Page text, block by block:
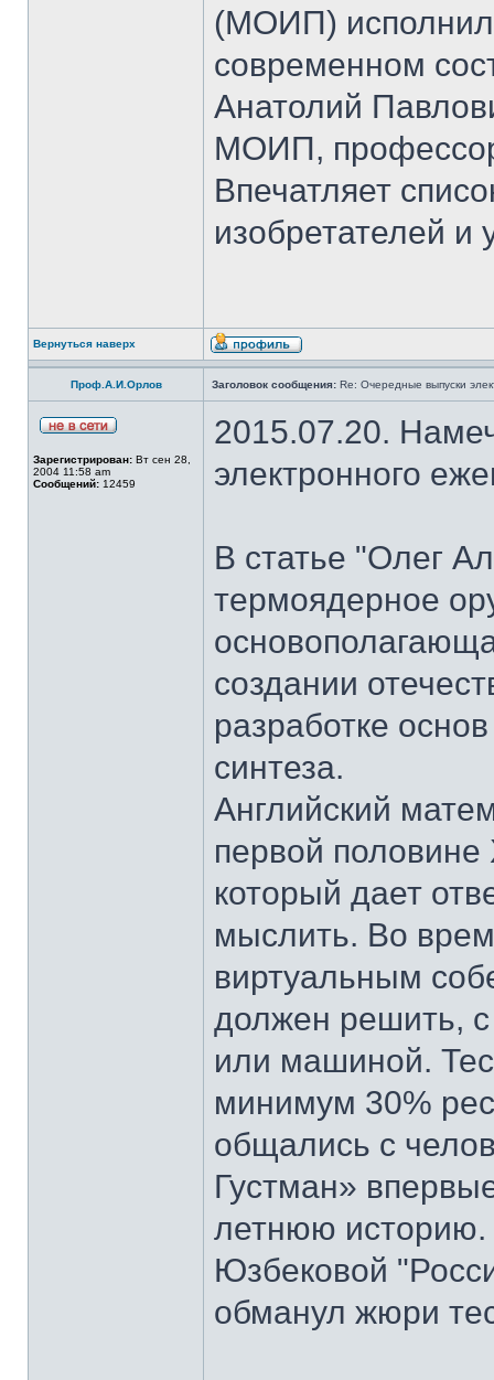
(МОИП)
современном
Анатолий
МОИП,
Впечатляет
изобретателей и
Вернуться наверх
Проф.А.И.Орлов Заголовок сообщения: Re: Очередные выпуски
Зарегистрирован: Вт сен 28,
2004 11:58 am
Сообщений: 12459
2015.07.20.
электронного
В статье "Олег
термоядерное
создании
разработке
синтеза.
Английский
первой
который дает
мыслить. Во
виртуальным
должен решить, с
или машиной.
минимум 30%
общались с
Густман»
летнюю историю.
Юзбековой
обманул жюри